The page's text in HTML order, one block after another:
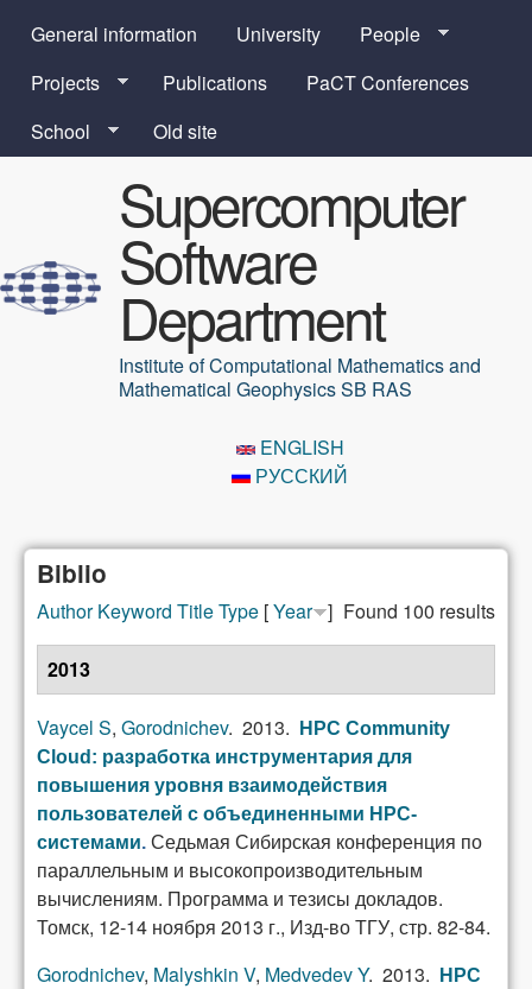
General information University
People
Projects
Publications
PaCT Conferences
School
Old site
Supercomputer
Software
Department
Institute of Computational Mathematics and
Mathematical Geophysics SB RAS
ENGLISH
РУССКИЙ
Biblio
Found 100 results
Author Keyword TitleType [Year ]
2013
Vaycel S, Gorodnichev. 2013.
HPC Community
Cloud: разработка инструментария для
повышения уровня взаимодействия
пользователей с объединенными HPC-
системами. Седьмая Сибирская конференция по
параллельным и высокопроизводительным
вычислениям. Программа и тезисы докладов.
Томск, 12-14 ноября 2013 г., Изд-во ТГУ, стр. 82-84.
Gorodnichev, Malyshkin V, Medvedev Y. 2013.
HPC